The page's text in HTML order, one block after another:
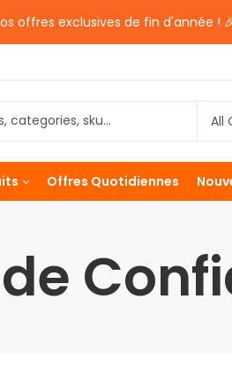
offres exclusives de fin d'année !
Offres Quotidiennes